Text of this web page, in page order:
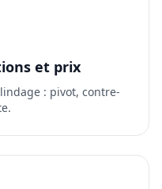
et prix
: pivot, contre-